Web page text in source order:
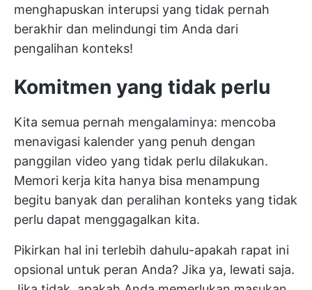
menghapuskan interupsi yang tidak pernah
berakhir dan melindungi tim Anda dari
pengalihan konteks!
Komitmen yang tidak perlu
Kita semua pernah mengalaminya: mencoba
menavigasi kalender yang penuh dengan
panggilan video yang tidak perlu dilakukan.
Memori kerja kita hanya bisa menampung
begitu banyak dan peralihan konteks yang tidak
perlu dapat menggagalkan kita.
Pikirkan hal ini terlebih dahulu-apakah rapat ini
opsional untuk peran Anda? Jika ya, lewati saja.